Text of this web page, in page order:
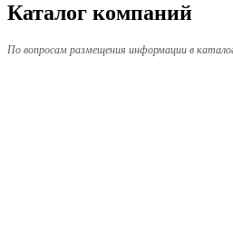
Каталог компаний
По вопросам размещения информации в